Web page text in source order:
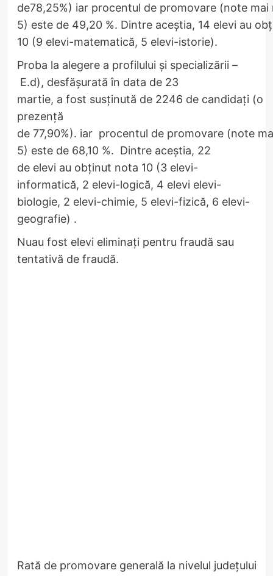
de78,25%) iar procentul de promovare (note mai
5) este de 49,20 %. Dintre aceștia, 14 elevi au
10 (9 elevi-matematică, 5 elevi-istorie).
Proba la alegere a profilului și specializării –
E.d), desfășurată în data de 23
martie, a fost susținută de 2246 de candidați (o
prezență
de 77,90%). iar procentul de promovare (note
5) este de 68,10 %. Dintre aceștia, 22
de elevi au obținut nota 10 (3 elevi-
informatică, 2 elevi-logică, 4 elevi elevi-
biologie, 2 elevi-chimie, 5 elevi-fizică, 6 elevi-
geografie) .
Nuau fost elevi eliminați pentru fraudă sau
tentativă de fraudă.
Rată de promovare generală la nivelul județului